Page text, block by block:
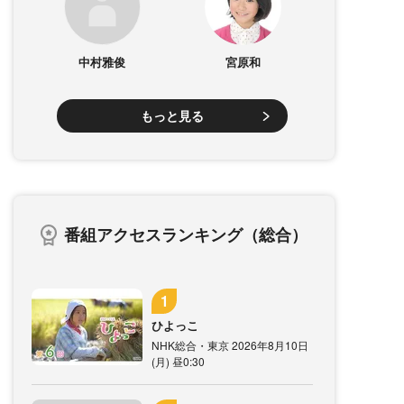
中村雅俊 宮原和
もっと見る
番組アクセスランキング（総合）
ひよっこ
NHK総合・東京 2026年8月10日
(月) 昼0:30